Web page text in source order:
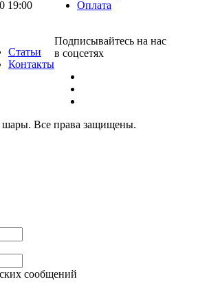
19:00
Оплата
Статьи
Контакты
Подписывайтесь на нас
в соцсетях
Все права защищены.
сообщений